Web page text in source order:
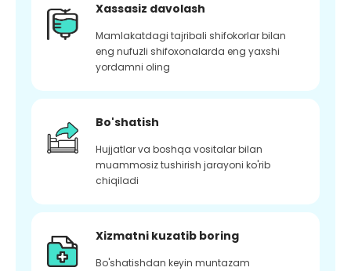
Xassasiz davolash
Mamlakatdagi tajribali shifokorlar bilan
eng nufuzli shifoxonalarda eng yaxshi
yordamni oling
Bo'shatish
Hujjatlar va boshqa vositalar bilan
muammosiz tushirish jarayoni ko'rib
chiqiladi
Xizmatni kuzatib boring
Bo'shatishdan keyin muntazam